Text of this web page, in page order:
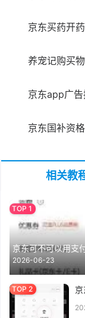
京东买药开
养宠记购买
京东app广
京东国补资
相关教
京东可不可以用支
2026-06-23